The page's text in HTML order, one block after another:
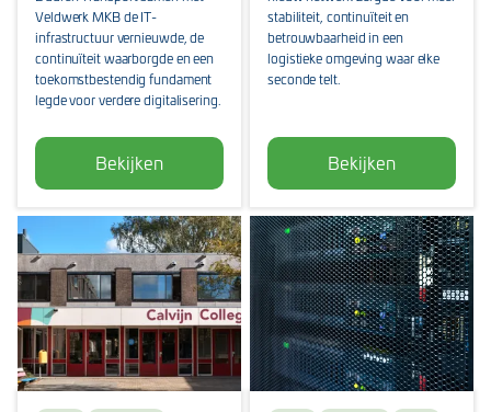
Veldwerk MKB de IT-
infrastructuur vernieuwde, de
continuïteit waarborgde en een
toekomstbestendig fundament
legde voor verdere digitalisering.
Bekijken
stabiliteit, continuïteit en
betrouwbaarheid in een
logistieke omgeving waar elke
seconde telt.
Bekijken